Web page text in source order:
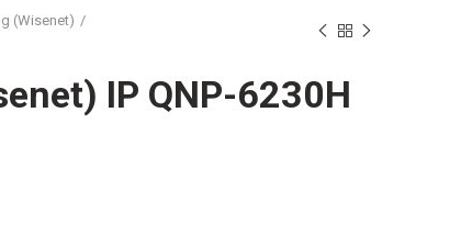
(Wisenet)
IP QNP-6230H